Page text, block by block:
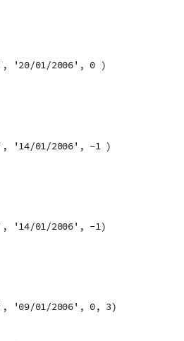
'20/01/2006', 0 )
'14/01/2006', -1 )
'14/01/2006', -1)
'09/01/2006', 0, 3)